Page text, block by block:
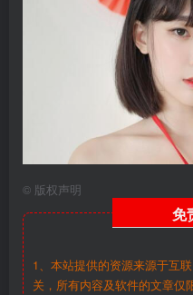
© 版权声明
免
1、本站提供的资源来源于互
关，所有内容及软件的文章仅